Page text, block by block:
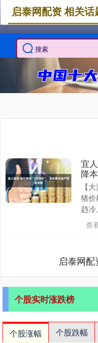
启泰网配资 相关话
宜
降
【
猪价
趋
年
旬....
查
启泰网
个股实时涨跌榜
个股涨幅 个股跌幅